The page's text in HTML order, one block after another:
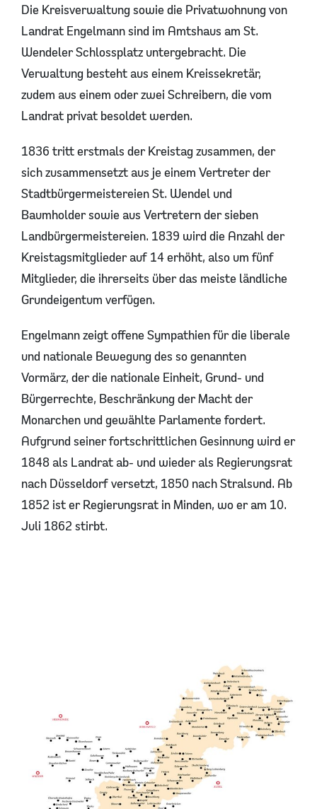
Die Kreisverwaltung sowie die Privatwohnung von
Landrat Engelmann sind im Amtshaus am St.
Wendeler Schlossplatz untergebracht. Die
Verwaltung besteht aus einem Kreissekretär,
zudem aus einem oder zwei Schreibern, die vom
Landrat privat besoldet werden.
1836 tritt erstmals der Kreistag zusammen, der
sich zusammensetzt aus je einem Vertreter der
Stadtbürgermeistereien St. Wendel und
Baumholder sowie aus Vertretern der sieben
Landbürgermeistereien. 1839 wird die Anzahl der
Kreistagsmitglieder auf 14 erhöht, also um fünf
Mitglieder, die ihrerseits über das meiste ländliche
Grundeigentum verfügen.
Engelmann zeigt offene Sympathien für die liberale
und nationale Bewegung des so genannten
Vormärz, der die nationale Einheit, Grund- und
Bürgerrechte, Beschränkung der Macht der
Monarchen und gewählte Parlamente fordert.
Aufgrund seiner fortschrittlichen Gesinnung wird er
1848 als Landrat ab- und wieder als Regierungsrat
nach Düsseldorf versetzt, 1850 nach Stralsund. Ab
1852 ist er Regierungsrat in Minden, wo er am 10.
Juli 1862 stirbt.